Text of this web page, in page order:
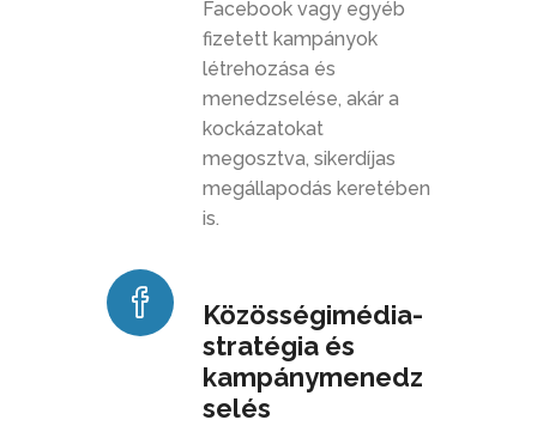
Facebook vagy egyéb
fizetett kampányok
létrehozása és
menedzselése, akár a
kockázatokat
megosztva, sikerdíjas
megállapodás keretében
is.
Közösségimédia-
stratégia és
kampánymenedz
selés